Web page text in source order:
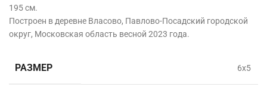
195 см.
Построен в деревне Власово, Павлово-Посадский городской
округ, Московская область весной 2023 года.
РАЗМЕР 6х5